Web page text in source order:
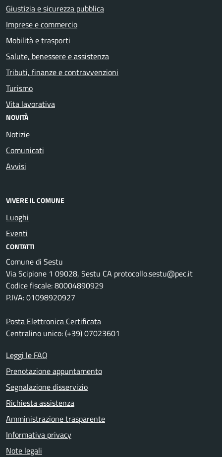
Giustizia e sicurezza pubblica
Imprese e commercio
Mobilità e trasporti
Salute, benessere e assistenza
Tributi, finanze e contravvenzioni
Turismo
Vita lavorativa
NOVITÀ
Notizie
Comunicati
Avvisi
VIVERE IL COMUNE
Luoghi
Eventi
CONTATTI
Comune di Sestu
Via Scipione 1 09028, Sestu CA protocollo.sestu@pec.it
Codice fiscale: 80004890929
P.IVA: 01098920927
Posta Elettronica Certificata
Centralino unico: (+39) 07023601
Leggi le FAQ
Prenotazione appuntamento
Segnalazione disservizio
Richiesta assistenza
Amministrazione trasparente
Informativa privacy
Note legali